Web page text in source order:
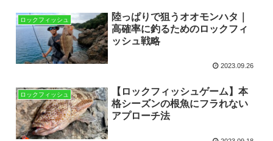
ロックフィッシュ
陸っぱりで狙うオオモンハタ｜
高確率に釣るためのロックフィ
ッシュ戦略
2023.09.26
ロックフィッシュ
【ロックフィッシュゲーム】本
格シーズンの根魚にフラれない
アプローチ法